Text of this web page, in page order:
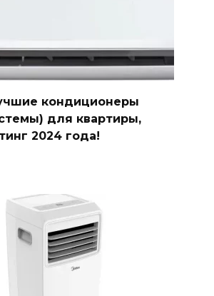
кондиционеры
для квартиры,
2024 года!